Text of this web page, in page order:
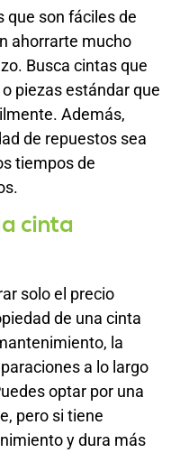
que son fáciles de
ahorrarte mucho
Busca cintas que
piezas estándar que
Además,
de repuestos sea
tiempos de
cinta
solo el precio
de una cinta
la
a lo largo
optar por una
pero si tiene
y dura más